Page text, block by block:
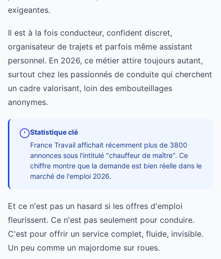
exigeantes.
Il est à la fois conducteur, confident discret,
organisateur de trajets et parfois même assistant
personnel. En 2026, ce métier attire toujours autant,
surtout chez les passionnés de conduite qui cherchent
un cadre valorisant, loin des embouteillages
anonymes.
Statistique clé
France Travail affichait récemment plus de 3800
annonces sous l'intitulé "chauffeur de maître". Ce
chiffre montre que la demande est bien réelle dans le
marché de l'emploi 2026.
Et ce n'est pas un hasard si les offres d'emploi
fleurissent. Ce n'est pas seulement pour conduire.
C'est pour offrir un service complet, fluide, invisible.
Un peu comme un majordome sur roues.